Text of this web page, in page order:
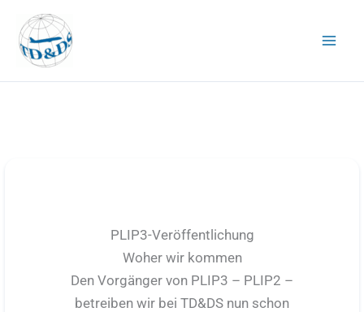
Inhalt
springen
PLIP3-Veröffentlichung
Woher wir kommen
Den Vorgänger von PLIP3 – PLIP2 –
betreiben wir bei TD&DS nun schon